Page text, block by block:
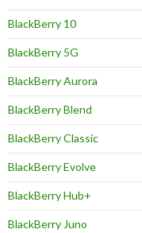
BlackBerry 10
BlackBerry 5G
BlackBerry Aurora
BlackBerry Blend
BlackBerry Classic
BlackBerry Evolve
BlackBerry Hub+
BlackBerry Juno